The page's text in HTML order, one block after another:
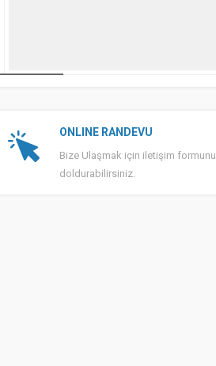
ONLINE RANDEVU
Bize Ulaşmak için iletişim formunu
doldurabilirsiniz.